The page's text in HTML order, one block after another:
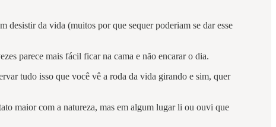
desistir da vida (muitos por que sequer poderiam se dar esse
parece mais fácil ficar na cama e não encarar o dia.
tudo isso que você vê a roda da vida girando e sim, quer
maior com a natureza, mas em algum lugar li ou ouvi que